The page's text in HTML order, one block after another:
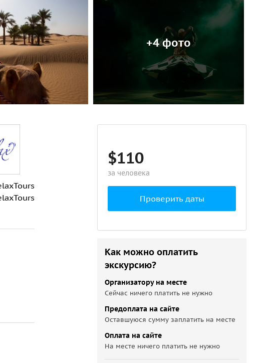
+4 фото
$110
за человека
Проверить даты
Как можно оплатить
экскурсию?
Организатору на месте
Сейчас ничего платить не нужно
Предоплата на сайте
Оставшуюся сумму заплатить на месте
Оплата на сайте
На месте ничего платить не нужно